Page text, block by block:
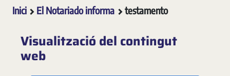
Inici El Notariado informa testamento
Visualització del contingut
web